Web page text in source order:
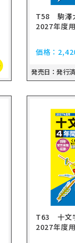
T58 駒澤
2027年度
価格：
発売日：発行済
T63 十文
2027年度